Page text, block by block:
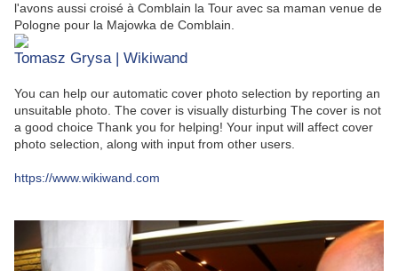
l'avons aussi croisé à Comblain la Tour avec sa maman venue de
Pologne pour la Majowka de Comblain.
Tomasz Grysa | Wikiwand
You can help our automatic cover photo selection by reporting an
unsuitable photo. The cover is visually disturbing The cover is not
a good choice Thank you for helping! Your input will affect cover
photo selection, along with input from other users.
https://www.wikiwand.com